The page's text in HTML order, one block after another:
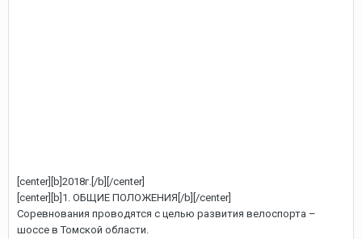
[center][b]2018г.[/b][/center]
[center][b]1. ОБЩИЕ ПОЛОЖЕНИЯ[/b][/center]
Соревнования проводятся с целью развития велоспорта –
шоссе в Томской области.